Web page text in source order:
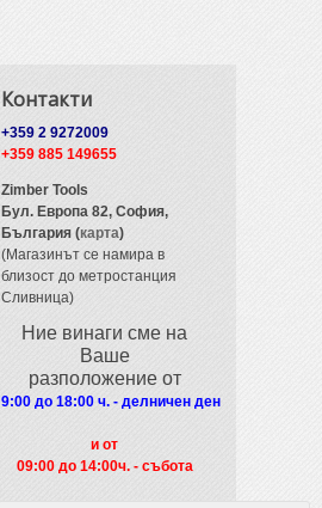
Контакти
+359 2 9272009
+359 885 149655
Zimber Tools
Бул. Европа 82,София,
България (карта)
(Магазинът се намира в
близост до метростанция
Сливница)
Ние винаги сме на
Ваше
разположение от
9:00 до 18:00 ч. - делничен ден
и от
09:00 до 14:00ч. - събота